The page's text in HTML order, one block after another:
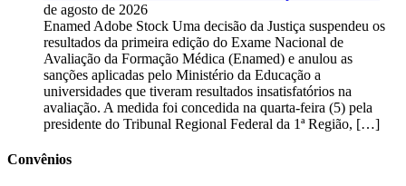
de agosto de 2026
Enamed Adobe Stock Uma decisão da Justiça suspendeu os
resultados da primeira edição do Exame Nacional de
Avaliação da Formação Médica (Enamed) e anulou as
sanções aplicadas pelo Ministério da Educação a
universidades que tiveram resultados insatisfatórios na
avaliação. A medida foi concedida na quarta-feira (5) pela
presidente do Tribunal Regional Federal da 1ª Região, […]
Convênios